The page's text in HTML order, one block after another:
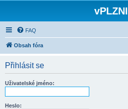
vPLZNI
FAQ
Obsah fóra
Přihlásit se
Uživatelské jméno:
Heslo: